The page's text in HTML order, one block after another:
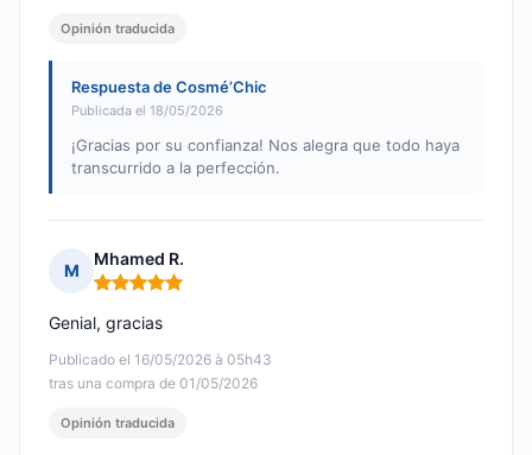
Opinión traducida
Respuesta de Cosmé’Chic
Publicada el 18/05/2026
¡Gracias por su confianza! Nos alegra que todo haya
transcurrido a la perfección.
M
Mhamed R.
Nota: 5 de 5
Publicado el 16/05/2026 à 05h43
tras una compra de 01/05/2026
Genial, gracias
Opinión traducida